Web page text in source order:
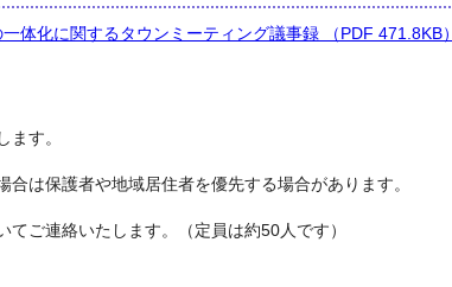
体化に関するタウンミーティング議事録 （PDF 471.8KB）
ます。
は保護者や地域居住者を優先する場合があります。
ご連絡いたします。（定員は約50人です）